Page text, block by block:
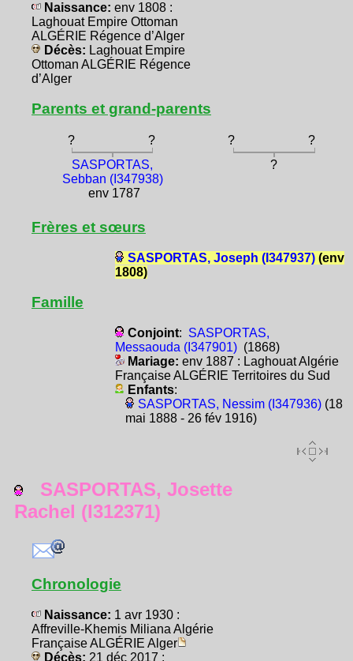
Naissance: env 1808 :
Laghouat Empire Ottoman
ALGÉRIE Régence d’Alger
Décès: Laghouat Empire
Ottoman ALGÉRIE Régence
d’Alger
Parents et grand-parents
? ? ?
?
SASPORTAS,
Sebban (I347938)
env 1787
?
Frères et sœurs
SASPORTAS, Joseph (I347937)(env
1808)
Famille
Conjoint: SASPORTAS,
Messaouda (I347901)(1868)
Mariage: env 1887 : Laghouat Algérie
Française ALGÉRIE Territoires du Sud
Enfants:
SASPORTAS, Nessim (I347936)(18
mai 1888 - 26 fév 1916)
SASPORTAS, Josette
Rachel (I312371)
Chronologie
Naissance: 1 avr 1930 :
Affreville-Khemis Miliana Algérie
Française ALGÉRIE Alger
Décès: 21 déc 2017 :